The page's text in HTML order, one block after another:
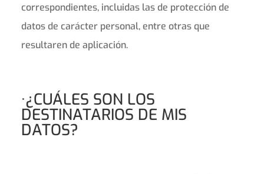
correspondientes, incluidas las de protección de
datos de carácter personal, entre otras que
resultaren de aplicación.
·¿CUÁLES SON LOS
DESTINATARIOS DE MIS
DATOS?